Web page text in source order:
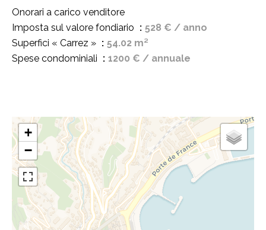
Onorari a carico venditore
Imposta sul valore fondiario
528 € / anno
Superfici « Carrez »
54.02 m²
Spese condominiali
1200 € / annuale
+
−